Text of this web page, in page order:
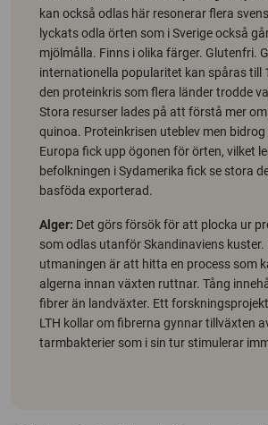
kan också odlas här resonerar flera
lyckats odla örten som i Sverige också
mjölmålla. Finns i olika färger. Glutenfri.
internationella popularitet kan spåras till
den proteinkris som flera länder trodde
Stora resurser lades på att förstå mer
quinoa. Proteinkrisen uteblev men bidrog
Europa fick upp ögonen för örten, vilket
befolkningen i Sydamerika fick se stora
basföda exporterad.
Alger: Det görs försök för att plocka ur
som odlas utanför Skandinaviens kuster.
utmaningen är att hitta en process som
algerna innan växten ruttnar. Tång
fibrer än landväxter. Ett
LTH kollar om fibrerna gynnar tillväxten
tarmbakterier som i sin tur stimulerar